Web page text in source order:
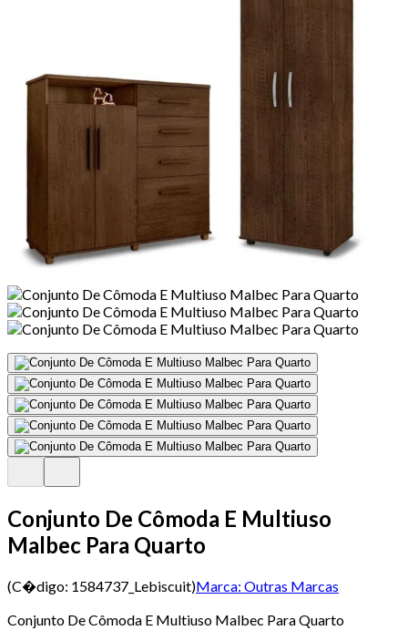
Conjunto De Cômoda E Multiuso
Malbec Para Quarto
(C�digo: 1584737_Lebiscuit)Marca: Outras Marcas
Conjunto De Cômoda E Multiuso Malbec Para Quarto